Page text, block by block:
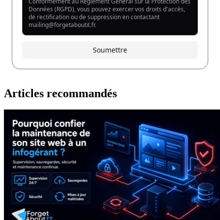
Articles recommandés